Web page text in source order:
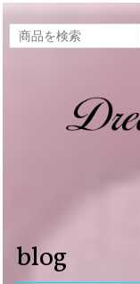
blog